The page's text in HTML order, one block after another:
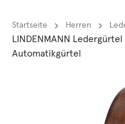
Startseite Herren
LINDENMANN
Automatikgürtel